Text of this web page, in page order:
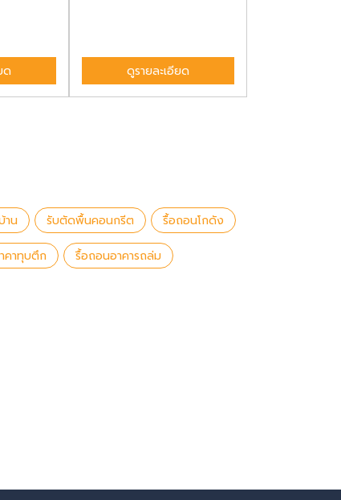
ด ดูรายละเอียด
าน รับตัดพื้นคอนกรีต รื้อถอนโกดัง
คาทุบตึก รื้อถอนอาคารถล่ม